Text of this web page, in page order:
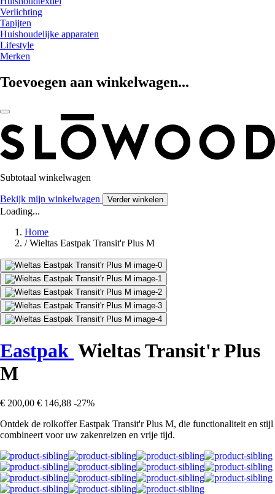
Verlichting
Tapijten
Huishoudelijke apparaten
Lifestyle
Merken
Toevoegen aan winkelwagen...
Subtotaal winkelwagen
Bekijk mijn winkelwagen Verder winkelen
Loading...
Home
/ Wieltas Eastpak Transit'r Plus M
Eastpak Wieltas Transit'r Plus
M
€ 200,00 € 146,88 -27%
Ontdek de rolkoffer Eastpak Transit'r Plus M, die functionaliteit en stijl
combineert voor uw zakenreizen en vrije tijd.